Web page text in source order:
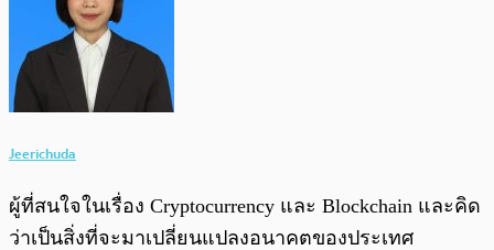
Jeerichuda
ผู้ที่สนใจในเรื่อง Cryptocurrency และ Blockchain และคิด
ว่าเป็นสิ่งที่จะมาเปลี่ยนแปลงอนาคตของประเทศ